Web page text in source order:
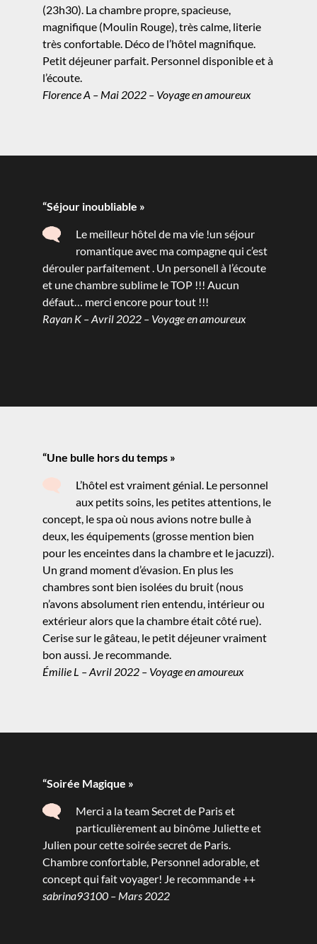
(23h30). La chambre propre, spacieuse,
magnifique (Moulin Rouge), très calme, literie
très confortable. Déco de l’hôtel magnifique.
Petit déjeuner parfait. Personnel disponible et à
l’écoute.
Florence A – Mai 2022 – Voyage en amoureux
“Séjour inoubliable »
Le meilleur hôtel de ma vie !un séjour
romantique avec ma compagne qui c’est
dérouler parfaitement . Un personell à l’écoute
et une chambre sublime le TOP !!! Aucun
défaut… merci encore pour tout !!!
Rayan K – Avril 2022 – Voyage en amoureux
“Une bulle hors du temps »
L’hôtel est vraiment génial. Le personnel
aux petits soins, les petites attentions, le
concept, le spa où nous avions notre bulle à
deux, les équipements (grosse mention bien
pour les enceintes dans la chambre et le jacuzzi).
Un grand moment d’évasion. En plus les
chambres sont bien isolées du bruit (nous
n’avons absolument rien entendu, intérieur ou
extérieur alors que la chambre était côté rue).
Cerise sur le gâteau, le petit déjeuner vraiment
bon aussi. Je recommande.
Émilie L – Avril 2022 – Voyage en amoureux
“Soirée Magique »
Merci a la team Secret de Paris et
particulièrement au binôme Juliette et
Julien pour cette soirée secret de Paris.
Chambre confortable, Personnel adorable, et
concept qui fait voyager! Je recommande ++
sabrina93100 – Mars 2022